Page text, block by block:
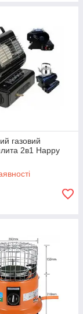
газовий
2в1 Happy